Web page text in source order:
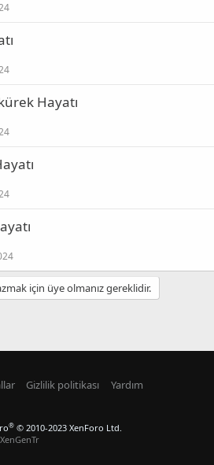
Hayatı
için üye olmanız gereklidir.
Gizlilik politikası
Yardım
® © 2010-2023 XenForo Ltd.